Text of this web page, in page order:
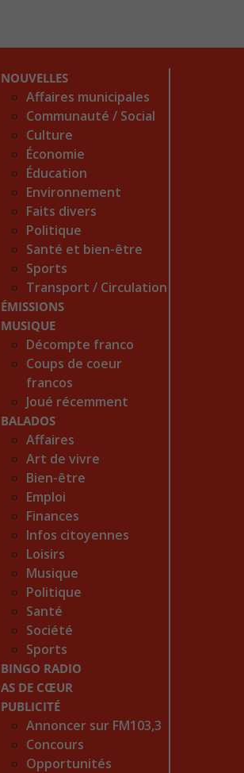
NOUVELLES
Affaires municipales
Communauté / Social
Culture
Économie
Éducation
Environnement
Faits divers
Politique
Santé et bien-être
Sports
Transport / Circulation
ÉMISSIONS
MUSIQUE
Décompte franco
Coups de coeur
francos
Joué récemment
BALADOS
Affaires
Art de vivre
Bien-être
Emploi
Finances
Infos citoyennes
Loisirs
Musique
Politique
Santé
Société
Sports
BINGO RADIO
AS DE CŒUR
PUBLICITÉ
Annoncer sur FM103,3
Concours
Opportunités